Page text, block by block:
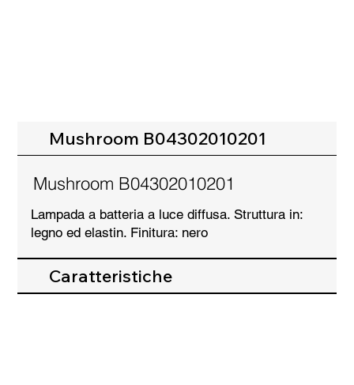
Mushroom B04302010201
Mushroom B04302010201
Lampada a batteria a luce diffusa. Struttura in:
legno ed elastin. Finitura: nero
Caratteristiche